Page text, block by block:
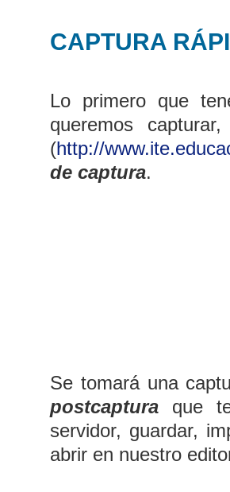
CAPTURA
Lo primero que
queremos
(http://
de captura.
Se tomará una
postcaptura que
servidor, guardar,
abrir en nuestro